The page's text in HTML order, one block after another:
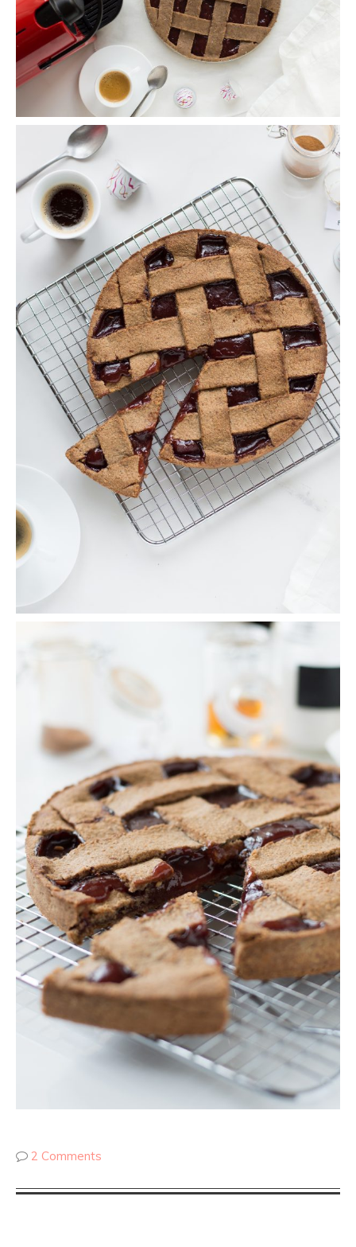
2 Comments